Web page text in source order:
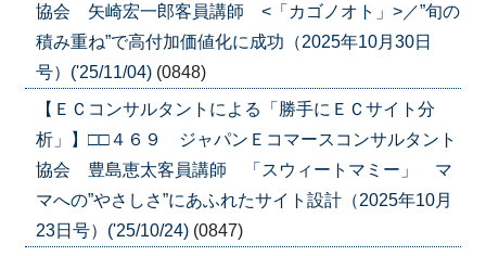
協会 矢崎宏一郎客員講師 <「カゴノオト」>／”旬の
積み重ね”で高付加価値化に成功（2025年10月30日
号）('25/11/04) (0848)
【ＥＣコンサルタントによる「勝手にＥＣサイト分
析」】□□４６９ ジャパンＥコマースコンサルタント
協会 豊島恵太客員講師 「スウィートマミー」 マ
マへの”やさしさ”にあふれたサイト設計（2025年10月
23日号）('25/10/24) (0847)